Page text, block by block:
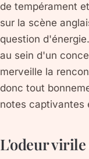
de tempérament
sur la scène
question
au sein d'un
merveille la
donc tout
notes captivantes
L'odeur